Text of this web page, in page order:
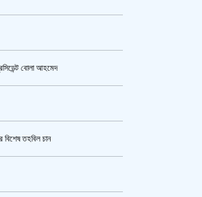
আগস্ট
একরামুল হত্যা : হাসিনা-বেনজীরসহ ৮
বোলা আহমেদ
বিশেষ তহবিল চান